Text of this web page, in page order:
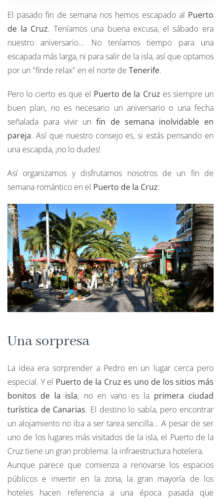
El pasado fin de semana nos hemos escapado al Puerto
de la Cruz. Teníamos una buena excusa, el sábado era
nuestro aniversario... No teníamos tiempo para una
escapada más larga, ni para salir de la isla, así que optamos
por un "finde relax" en el norte de Tenerife.
Pero lo cierto es que el Puerto de la Cruz es siempre un
buen plan, no es necesario un aniversario o una fecha
señalada para vivir un fin de semana inolvidable en
pareja. Así que nuestro consejo es, si estás pensando en
una escapda, ¡no lo dudes!
Así organizamos y disfrutamos nosotros de un fin de
semana romántico en el Puerto de la Cruz:
Una sorpresa
La idea era sorprender a Pedro en un lugar cerca pero
especial. Y el Puerto de la Cruz es uno de los sitios más
bonitos de la isla; no en vano es la primera ciudad
turística de Canarias. El destino lo sabía, pero encontrar
un alojamiento no iba a ser tarea sencilla... A pesar de ser
uno de los lugares más visitados de la isla, el Puerto de la
Cruz tiene un gran problema: la infraestructura hotelera.
Aunque parece que comienza a renovarse los espacios
públicos e invertir en la zona, la gran mayoría de los
hoteles hacen referencia a una época pasada que